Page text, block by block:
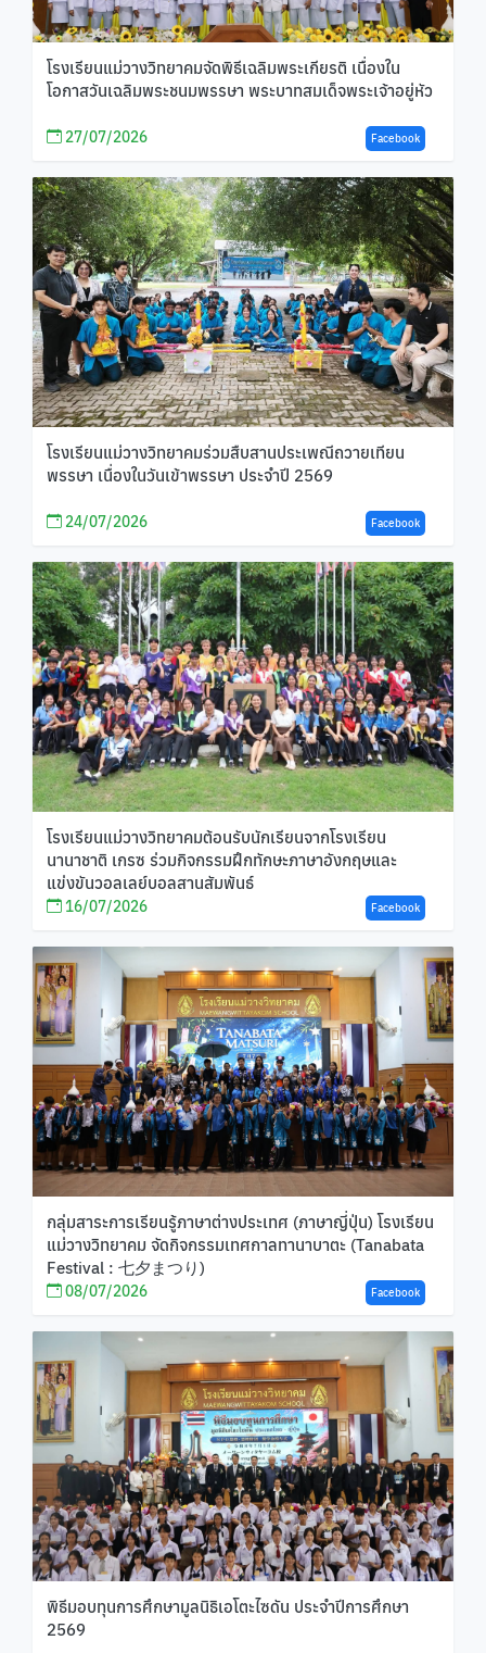
โรงเรียนแม่วางวิทยาคมจัดพิธีเฉลิมพระเกียรติ เนื่องใน
โอกาสวันเฉลิมพระชนมพรรษา พระบาทสมเด็จพระเจ้าอยู่หัว
27/07/2026 Facebook
โรงเรียนแม่วางวิทยาคมร่วมสืบสานประเพณีถวายเทียน
พรรษา เนื่องในวันเข้าพรรษา ประจำปี 2569
24/07/2026 Facebook
โรงเรียนแม่วางวิทยาคมต้อนรับนักเรียนจากโรงเรียน
นานาชาติ เกรซ ร่วมกิจกรรมฝึกทักษะภาษาอังกฤษและ
แข่งขันวอลเลย์บอลสานสัมพันธ์
16/07/2026 Facebook
กลุ่มสาระการเรียนรู้ภาษาต่างประเทศ (ภาษาญี่ปุ่น) โรงเรียน
แม่วางวิทยาคม จัดกิจกรรมเทศกาลทานาบาตะ (Tanabata
Festival : 七夕まつり)
08/07/2026 Facebook
พิธีมอบทุนการศึกษามูลนิธิเอโตะไซดัน ประจำปีการศึกษา
2569